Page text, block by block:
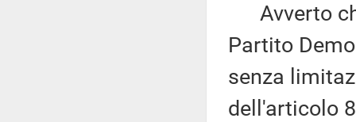
Avverto
Partito
senza
dell'articolo